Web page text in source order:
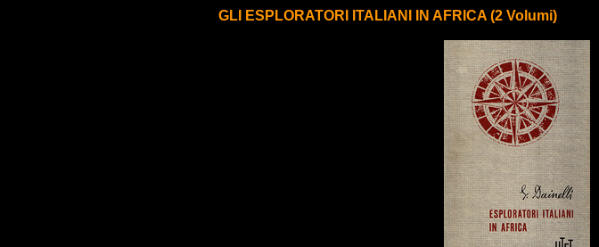
GLI ESPLORATORI ITALIANI IN AFRICA (2 Volumi)